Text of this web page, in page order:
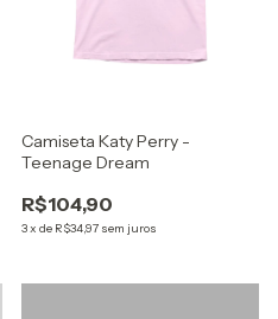
Camiseta Katy Perry -
Teenage Dream
R$104,90
3x de R$34,97 sem juros